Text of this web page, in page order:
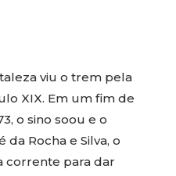
viu o trem pela
XIX. Em um fim de
o sino soou e o
Rocha e Silva, o
corrente para dar